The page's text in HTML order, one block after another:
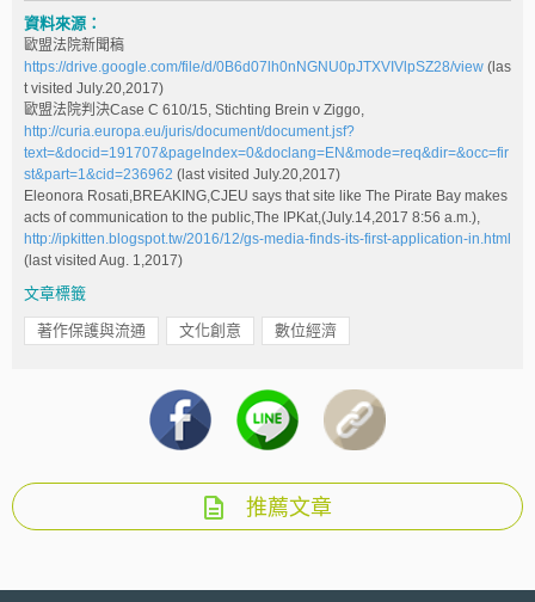
資料來源：
歐盟法院新聞稿
https://drive.google.com/file/d/0B6d07lh0nNGNU0pJTXVIVlpSZ28/view (las
t visited July.20,2017)
歐盟法院判決Case C 610/15, Stichting Brein v Ziggo,
http://curia.europa.eu/juris/document/document.jsf?
text=&docid=191707&pageIndex=0&doclang=EN&mode=req&dir=&occ=fir
st&part=1&cid=236962 (last visited July.20,2017)
Eleonora Rosati,BREAKING,CJEU says that site like The Pirate Bay makes
acts of communication to the public,The IPKat,(July.14,2017 8:56 a.m.),
http://ipkitten.blogspot.tw/2016/12/gs-media-finds-its-first-application-in.html
(last visited Aug. 1,2017)
文章標籤
著作保護與流通 文化創意 數位經濟
推薦文章